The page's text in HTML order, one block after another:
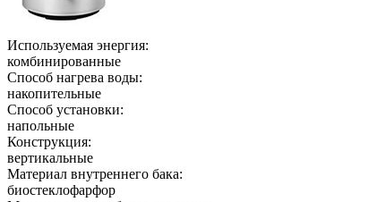
Используемая энергия:
комбинированные
Способ нагрева воды:
накопительные
Способ установки:
напольные
Конструкция:
вертикальные
Материал внутреннего бака:
биостеклофарфор